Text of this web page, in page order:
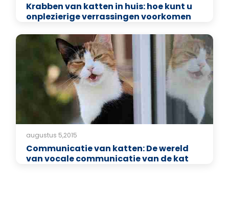
Krabben van katten in huis: hoe kunt u
onplezierige verrassingen voorkomen
augustus 5,2015
Communicatie van katten: De wereld
van vocale communicatie van de kat